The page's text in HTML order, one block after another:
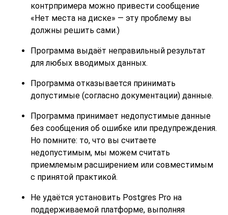
контрпримера можно привести сообщение
«Нет места на диске» — эту проблему вы
должны решить сами.)
Программа выдаёт неправильный результат
для любых вводимых данных.
Программа отказывается принимать
допустимые (согласно документации) данные.
Программа принимает недопустимые данные
без сообщения об ошибке или предупреждения.
Но помните: то, что вы считаете
недопустимым, мы можем считать
приемлемым расширением или совместимым
с принятой практикой.
Не удаётся установить Postgres Pro на
поддерживаемой платформе, выполняя